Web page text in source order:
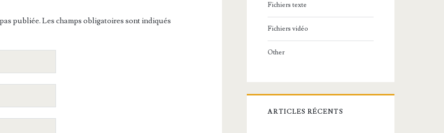
publiée. Les champs obligatoires sont indiqués
Fichiers texte
Fichiers vidéo
Other
ARTICLES RÉCENTS